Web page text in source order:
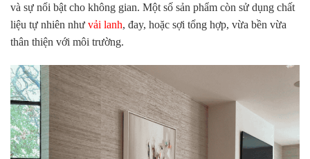
và sự nổi bật cho không gian. Một số sản phẩm còn sử dụng chất
liệu tự nhiên như vải lanh, đay, hoặc sợi tổng hợp, vừa bền vừa
thân thiện với môi trường.